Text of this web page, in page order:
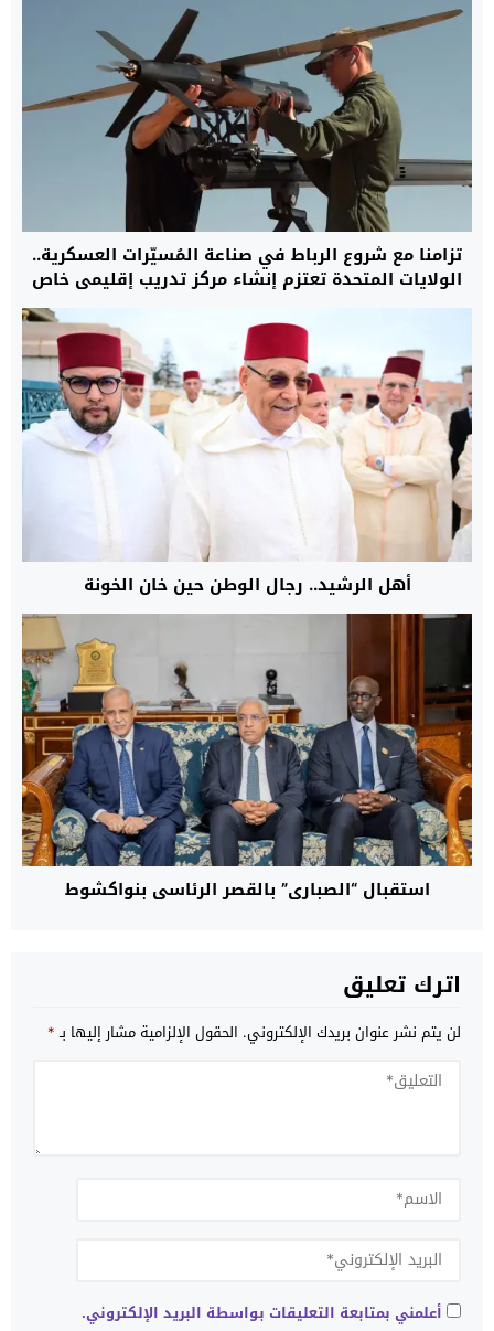
تزامنا مع شروع الرباط في صناعة المُسيّرات العسكرية..
الولايات المتحدة تعتزم إنشاء مركز تدريب إقليمي خاص
أهل الرشيد.. رجال الوطن حين خان الخونة
استقبال “الصباري” بالقصر الرئاسي بنواكشوط
اترك تعليق
لن يتم نشر عنوان بريدك الإلكتروني. الحقول الإلزامية مشار إليها بـ*
أعلمني بمتابعة التعليقات بواسطة البريد الإلكتروني.